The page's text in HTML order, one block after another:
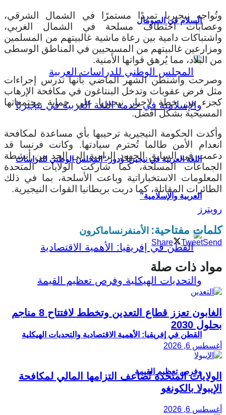
السلام في الصومال
اللغة العربية في نيجيريا ودور “المجلس الوطني للدراسات
العربية والإسلامية”
القطن في إفريقيا: الأهمية الاقتصادية والتحديات الهيكلية
وفرص تعظيم القيمة
وتُواجه نيجيريا تمردًا مستمرًا في الشمال الشرقي،
وعصابات اختطاف مسلحة في الشمال الغربي،
واشتباكات دامية بين رعاة ماشية غالبيتهم من المسلمين
ومزارعين غالبيتهم من المسيحيين في المناطق الوسطى
من البلاد، مما يُرهق قواتها الأمنية.
وصرحت واشنطن الشهر الماضي بأنها تدرس إجراءات
مثل فرض عقوبات وتدخل البنتاغون في مكافحة الإرهاب
كجزء من خطة لإجبار نيجيريا على حماية مجتمعاتها
المسيحية بشكل أفضل.
وأكدت الحكومة النيجيرية ترحيبها بأي مساعدة لمكافحة
انعدام الأمن طالما تُحترم سيادتها. وكانت فرنسا قد
دعمت في السابق الجهود الرامية إلى الحد من أنشطة
الجماعات المسلحة، كما شاركت الولايات المتحدة
المعلومات الاستخباراتية وباعت الأسلحة، بما في ذلك
الطائرات المقاتلة، كما دربت بريطانيا القوات النيجيرية.
رويترز
كلمات مفتاحية: الأمنفرنساماكرون
Share TweetSend
مواد ذات صلة
الغابون تعزز قطاع التعدين وتخطط لافتتاح 8 مناجم
بحلول 2030
أغسطس 6, 2026
الولايات المتحدة تُضاعف التزامها المالي لمكافحة
الإيبولا بالكونغو
أغسطس 6, 2026